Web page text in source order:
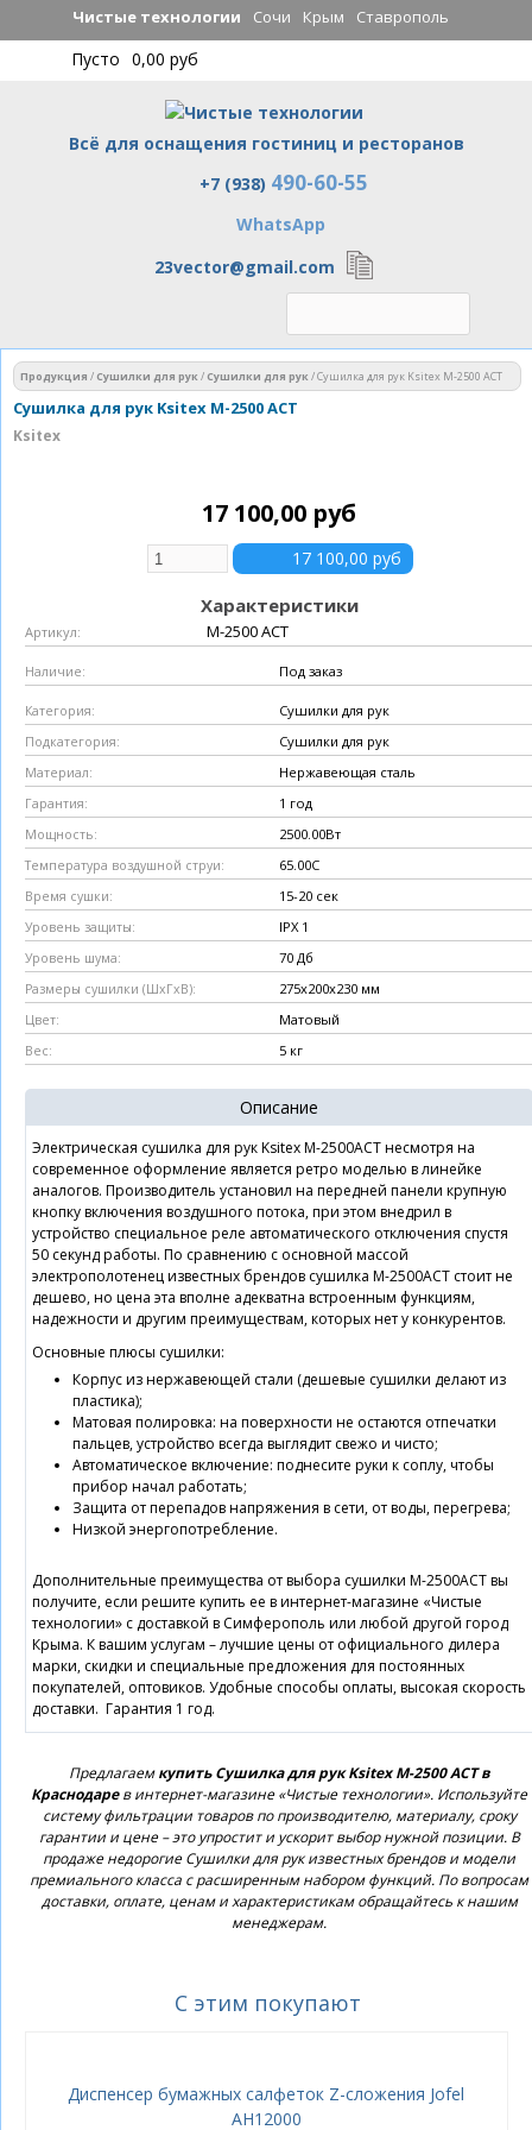
Перейти к
основному
содержанию
Чистые технологии Сочи Крым Ставрополь
Пусто 0,00 руб
Всё для оснащения гостиниц и ресторанов
Чистые технологии
+7 (938) 490-60-55
WhatsApp
23vector@gmail.com
Вы здесь
Продукция / Сушилки для рук/ Сушилки для рук/Сушилка для рук Ksitex M-2500 ACT
Сушилка для рук Ksitex M-2500 ACT
Ksitex
17 100,00 руб
Характеристики
Артикул: M-2500 ACT
Наличие: Под заказ
Категория: Сушилки для рук
Подкатегория: Сушилки для рук
Материал: Нержавеющая сталь
Гарантия: 1 год
Мощность: 2500.00Вт
Температура воздушной струи: 65.00C
Время сушки: 15-20 сек
Уровень защиты: IPX 1
Уровень шума: 70 Дб
Размеры сушилки (ШxГхВ): 275x200x230 мм
Цвет: Матовый
Вес: 5 кг
Описание
Электрическая сушилка для рук Ksitex M-2500ACT несмотря на
современное оформление является ретро моделью в линейке
аналогов. Производитель установил на передней панели крупную
кнопку включения воздушного потока, при этом внедрил в
устройство специальное реле автоматического отключения спустя
50 секунд работы. По сравнению с основной массой
электрополотенец известных брендов сушилка M-2500ACT стоит не
дешево, но цена эта вполне адекватна встроенным функциям,
надежности и другим преимуществам, которых нет у конкурентов.
Основные плюсы сушилки:
Корпус из нержавеющей стали (дешевые сушилки делают из
пластика);
Матовая полировка: на поверхности не остаются отпечатки
пальцев, устройство всегда выглядит свежо и чисто;
Автоматическое включение: поднесите руки к соплу, чтобы
прибор начал работать;
Защита от перепадов напряжения в сети, от воды, перегрева;
Низкой энергопотребление.
Дополнительные преимущества от выбора сушилки M-2500ACT вы
получите, если решите купить ее в интернет-магазине «Чистые
технологии» с доставкой в Симферополь или любой другой город
Крыма. К вашим услугам – лучшие цены от официального дилера
марки, скидки и специальные предложения для постоянных
покупателей, оптовиков. Удобные способы оплаты, высокая скорость
доставки. Гарантия 1 год.
Предлагаемкупить Сушилка для рук Ksitex M-2500 ACT в
Краснодарев интернет-магазине «Чистые технологии». Используйте
систему фильтрации товаров по производителю, материалу, сроку
гарантии и цене – это упростит и ускорит выбор нужной позиции. В
продаже недорогие Сушилки для рук известных брендов и модели
премиального класса с расширенным набором функций. По вопросам
доставки, оплате, ценам и характеристикам обращайтесь к нашим
менеджерам.
С этим покупают
Диспенсер бумажных салфеток Z-сложения Jofel
AH12000